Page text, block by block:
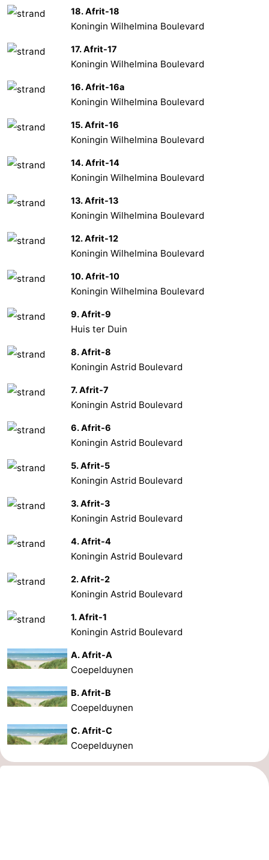
18. Afrit-18
Koningin Wilhelmina Boulevard
17. Afrit-17
Koningin Wilhelmina Boulevard
16. Afrit-16a
Koningin Wilhelmina Boulevard
15. Afrit-16
Koningin Wilhelmina Boulevard
14. Afrit-14
Koningin Wilhelmina Boulevard
13. Afrit-13
Koningin Wilhelmina Boulevard
12. Afrit-12
Koningin Wilhelmina Boulevard
10. Afrit-10
Koningin Wilhelmina Boulevard
9. Afrit-9
Huis ter Duin
8. Afrit-8
Koningin Astrid Boulevard
7. Afrit-7
Koningin Astrid Boulevard
6. Afrit-6
Koningin Astrid Boulevard
5. Afrit-5
Koningin Astrid Boulevard
3. Afrit-3
Koningin Astrid Boulevard
4. Afrit-4
Koningin Astrid Boulevard
2. Afrit-2
Koningin Astrid Boulevard
1. Afrit-1
Koningin Astrid Boulevard
A. Afrit-A
Coepelduynen
B. Afrit-B
Coepelduynen
C. Afrit-C
Coepelduynen